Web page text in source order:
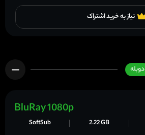
نیاز به خرید اشتراک
دوبله
2.22 GB
SoftSub
BluRay 1080p